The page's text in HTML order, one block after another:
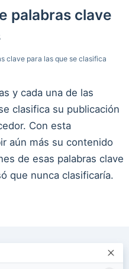
palabras clave
clave para las que se clasifica
y cada una de las
clasifica su publicación
Con esta
aún más su contenido
de esas palabras clave
que nunca clasificaría.